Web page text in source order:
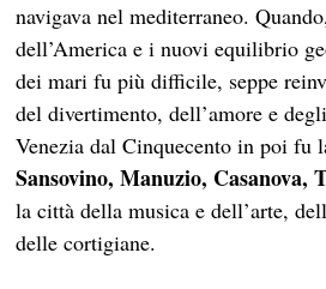
navigava nel mediterraneo.
dell’America e i nuovi equilibrio
dei mari fu più difficile, seppe
del divertimento, dell’amore e
Venezia dal Cinquecento in poi fu
Sansovino, Manuzio, Casanova,
la città della musica e dell’arte,
delle cortigiane.